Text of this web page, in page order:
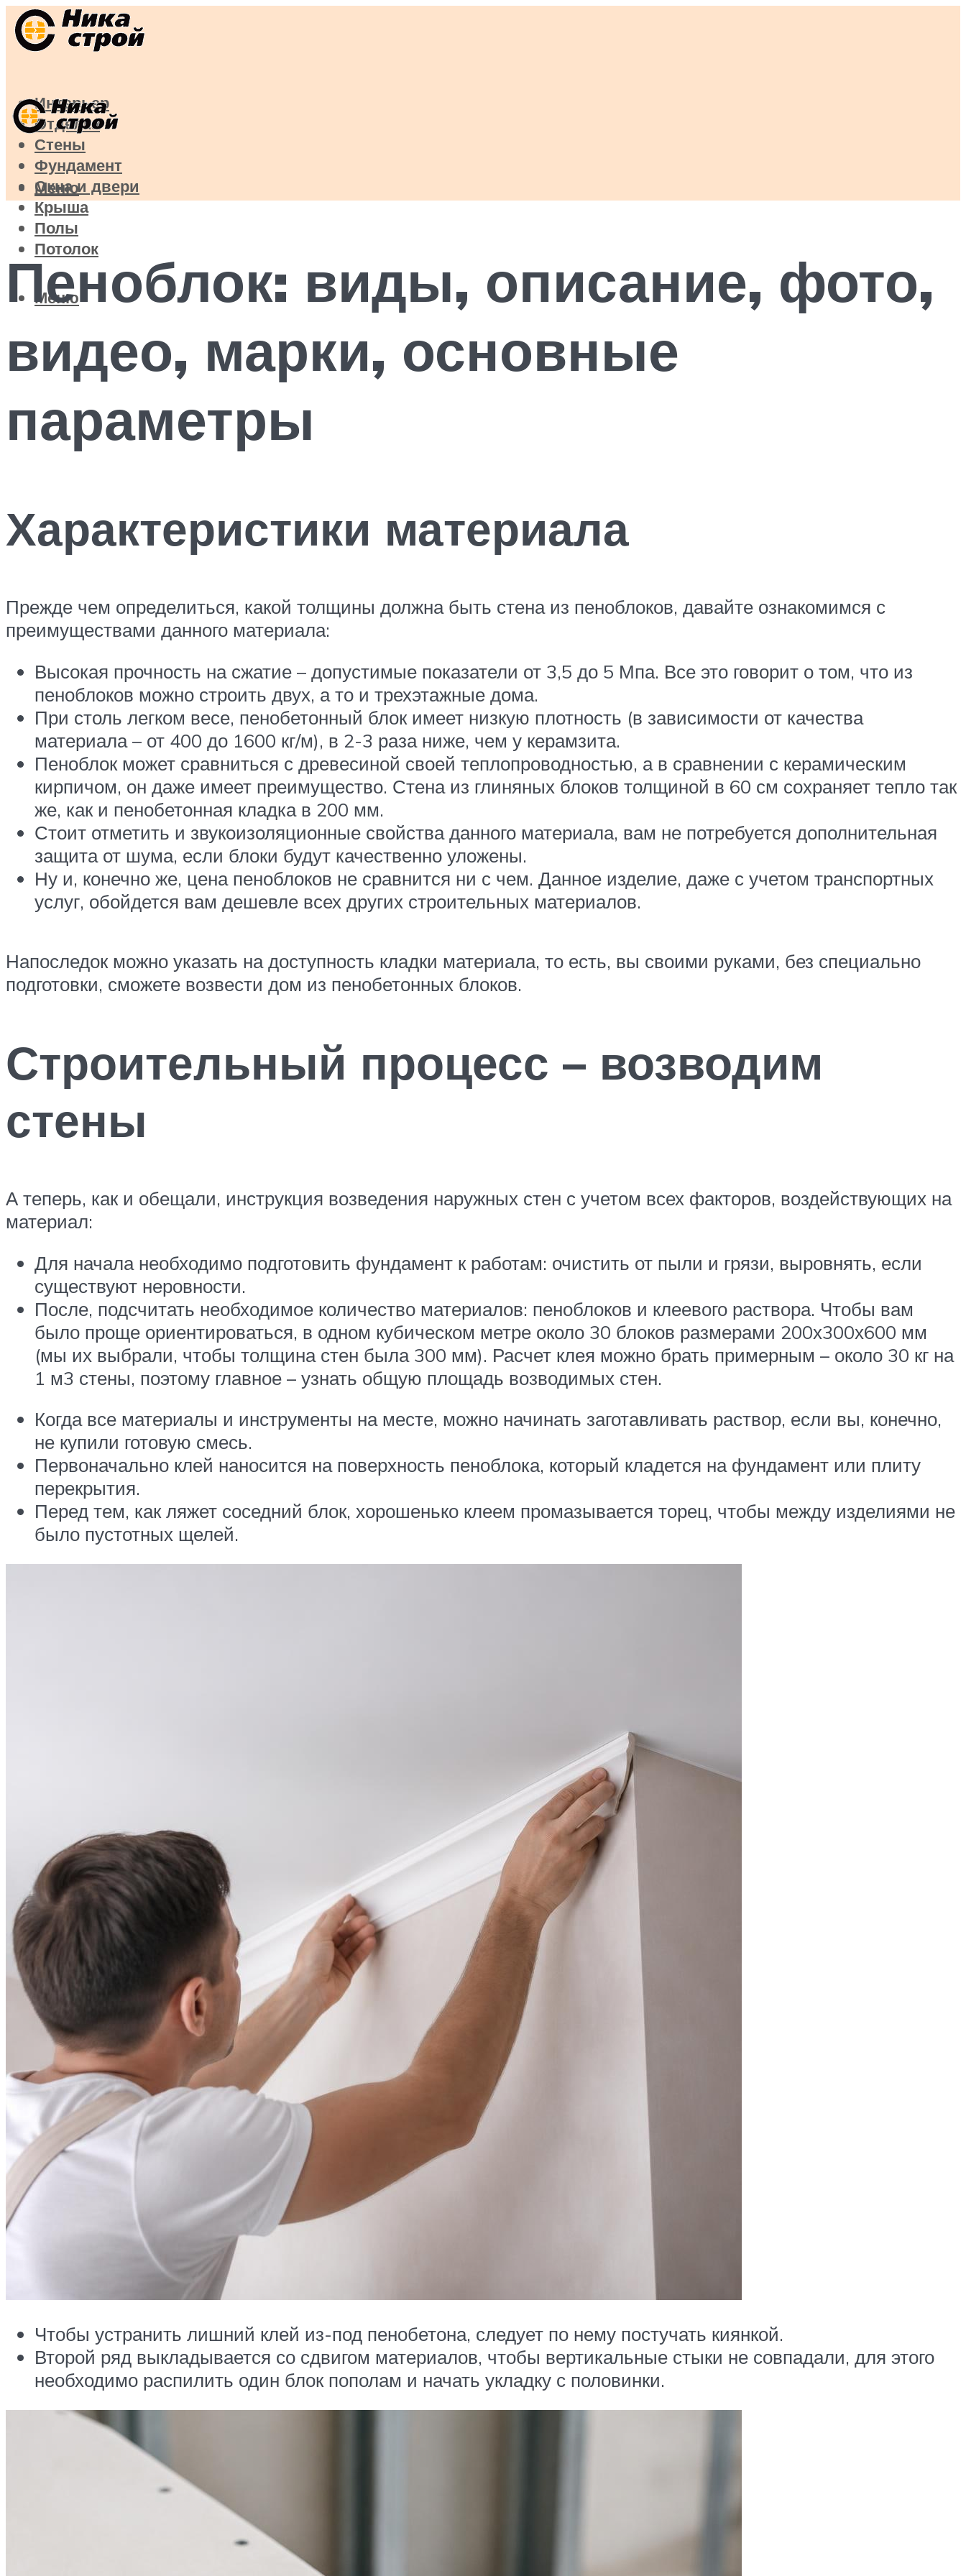
Интерьер
Отделка
Стены
Фундамент
Окна и двери
Крыша
Полы
Потолок
Меню
Меню
Пеноблок: виды, описание, фото,
видео, марки, основные
параметры
Характеристики материала
Прежде чем определиться, какой толщины должна быть стена из пеноблоков, давайте ознакомимся с
преимуществами данного материала:
Высокая прочность на сжатие – допустимые показатели от 3,5 до 5 Мпа. Все это говорит о том, что из
пеноблоков можно строить двух, а то и трехэтажные дома.
При столь легком весе, пенобетонный блок имеет низкую плотность (в зависимости от качества
материала – от 400 до 1600 кг/м), в 2-3 раза ниже, чем у керамзита.
Пеноблок может сравниться с древесиной своей теплопроводностью, а в сравнении с керамическим
кирпичом, он даже имеет преимущество. Стена из глиняных блоков толщиной в 60 см сохраняет тепло так
же, как и пенобетонная кладка в 200 мм.
Стоит отметить и звукоизоляционные свойства данного материала, вам не потребуется дополнительная
защита от шума, если блоки будут качественно уложены.
Ну и, конечно же, цена пеноблоков не сравнится ни с чем. Данное изделие, даже с учетом транспортных
услуг, обойдется вам дешевле всех других строительных материалов.
Напоследок можно указать на доступность кладки материала, то есть, вы своими руками, без специально
подготовки, сможете возвести дом из пенобетонных блоков.
Строительный процесс – возводим
стены
А теперь, как и обещали, инструкция возведения наружных стен с учетом всех факторов, воздействующих на
материал:
Для начала необходимо подготовить фундамент к работам: очистить от пыли и грязи, выровнять, если
существуют неровности.
После, подсчитать необходимое количество материалов: пеноблоков и клеевого раствора. Чтобы вам
было проще ориентироваться, в одном кубическом метре около 30 блоков размерами 200х300х600 мм
(мы их выбрали, чтобы толщина стен была 300 мм). Расчет клея можно брать примерным – около 30 кг на
1 м3 стены, поэтому главное – узнать общую площадь возводимых стен.
Когда все материалы и инструменты на месте, можно начинать заготавливать раствор, если вы, конечно,
не купили готовую смесь.
Первоначально клей наносится на поверхность пеноблока, который кладется на фундамент или плиту
перекрытия.
Перед тем, как ляжет соседний блок, хорошенько клеем промазывается торец, чтобы между изделиями не
было пустотных щелей.
Чтобы устранить лишний клей из-под пенобетона, следует по нему постучать киянкой.
Второй ряд выкладывается со сдвигом материалов, чтобы вертикальные стыки не совпадали, для этого
необходимо распилить один блок пополам и начать укладку с половинки.